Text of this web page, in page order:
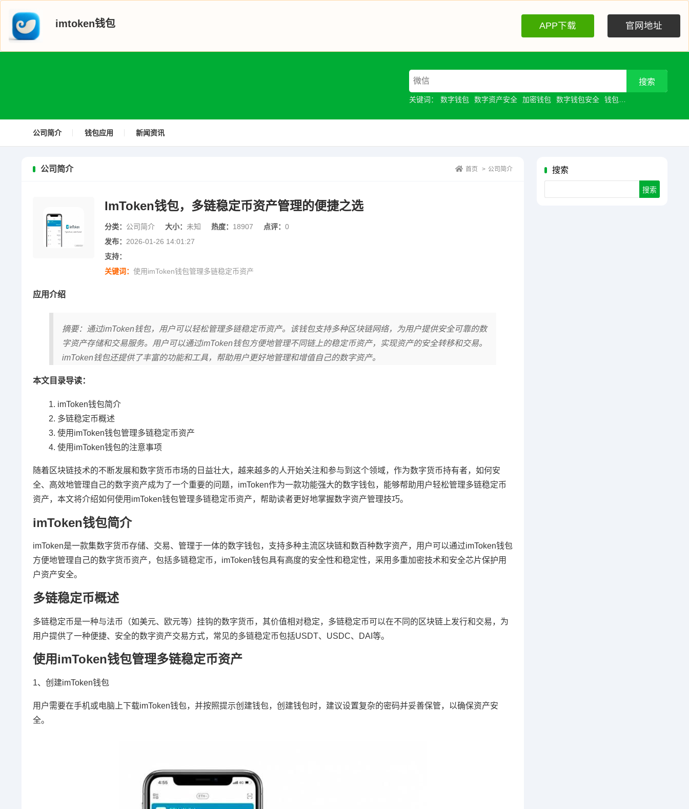
imtoken钱包 APP下载 官网地址
关键词： 数字钱包 数字资产安全 加密钱包 数字钱包安全 钱包安全
公司简介 钱包应用 新闻资讯
搜索
公司简介 首页 > 公司简介
ImToken钱包，多链稳定币资产管理的便捷之选
分类： 公司简介 大小： 未知 热度： 18907 点评： 0
发布： 2026-01-26 14:01:27
支持：
关键词： 使用imToken钱包管理多链稳定币资产
应用介绍
摘要：通过imToken钱包，用户可以轻松管理多链稳定币资产。该钱包支持多种区块链网络，为用户提供安全可靠的数
字资产存储和交易服务。用户可以通过imToken钱包方便地管理不同链上的稳定币资产，实现资产的安全转移和交易。
imToken钱包还提供了丰富的功能和工具，帮助用户更好地管理和增值自己的数字资产。
本文目录导读：
imToken钱包简介
多链稳定币概述
使用imToken钱包管理多链稳定币资产
使用imToken钱包的注意事项
随着区块链技术的不断发展和数字货币市场的日益壮大，越来越多的人开始关注和参与到这个领域，作为数字货币持有者，如何安
全、高效地管理自己的数字资产成为了一个重要的问题，imToken作为一款功能强大的数字钱包，能够帮助用户轻松管理多链稳定币
资产，本文将介绍如何使用imToken钱包管理多链稳定币资产，帮助读者更好地掌握数字资产管理技巧。
imToken钱包简介
imToken是一款集数字货币存储、交易、管理于一体的数字钱包，支持多种主流区块链和数百种数字资产，用户可以通过imToken钱包
方便地管理自己的数字货币资产，包括多链稳定币，imToken钱包具有高度的安全性和稳定性，采用多重加密技术和安全芯片保护用
户资产安全。
多链稳定币概述
多链稳定币是一种与法币（如美元、欧元等）挂钩的数字货币，其价值相对稳定，多链稳定币可以在不同的区块链上发行和交易，为
用户提供了一种便捷、安全的数字资产交易方式，常见的多链稳定币包括USDT、USDC、DAI等。
使用imToken钱包管理多链稳定币资产
1、创建imToken钱包
用户需要在手机或电脑上下载imToken钱包，并按照提示创建钱包，创建钱包时，建议设置复杂的密码并妥善保管，以确保资产安
全。